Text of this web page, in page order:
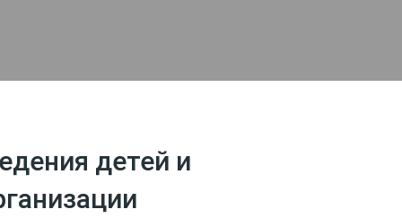
детей и